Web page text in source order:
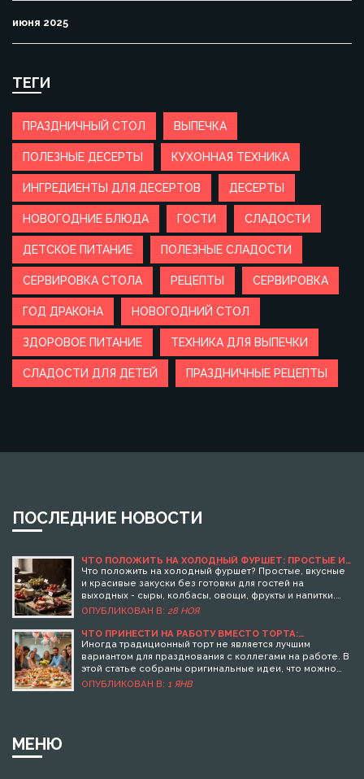
июня 2025
ТЕГИ
ПРАЗДНИЧНЫЙ СТОЛ ВЫПЕЧКА
ПОЛЕЗНЫЕ ДЕСЕРТЫ КУХОННАЯ ТЕХНИКА
ИНГРЕДИЕНТЫ ДЛЯ ДЕСЕРТОВ ДЕСЕРТЫ
НОВОГОДНИЕ БЛЮДА ГОСТИ СЛАДОСТИ
ДЕТСКОЕ ПИТАНИЕ ПОЛЕЗНЫЕ СЛАДОСТИ
СЕРВИРОВКА СТОЛА РЕЦЕПТЫ СЕРВИРОВКА
ГОД ДРАКОНА НОВОГОДНИЙ СТОЛ
ЗДОРОВОЕ ПИТАНИЕ ТЕХНИКА ДЛЯ ВЫПЕЧКИ
СЛАДОСТИ ДЛЯ ДЕТЕЙ ПРАЗДНИЧНЫЕ РЕЦЕПТЫ
ПОСЛЕДНИЕ НОВОСТИ
ЧТО ПОЛОЖИТЬ НА ХОЛОДНЫЙ ФУРШЕТ: ПРОСТЫЕ И
ВКУСНЫЕ ИДЕИ ДЛЯ ГОСТЕЙ
Что положить на холодный фуршет? Простые, вкусные
и красивые закуски без готовки для гостей на
выходных - сыры, колбасы, овощи, фрукты и напитки.
Идеи для уютного вечера без стресса.
ОПУБЛИКОВАН В: 28 НОЯ
ЧТО ПРИНЕСТИ НА РАБОТУ ВМЕСТО ТОРТА:
ОРИГИНАЛЬНЫЕ И ВКУСНЫЕ ИДЕИ
Иногда традиционный торт не является лучшим
вариантом для празднования с коллегами на работе. В
этой статье собраны оригинальные идеи, что можно
принести на работу вместо торта. Рассмотрены как
ОПУБЛИКОВАН В: 1 ЯНВ
МЕНЮ